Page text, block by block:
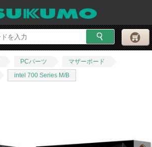
PCパーツ
マザーボード
intel 700 Series M/B